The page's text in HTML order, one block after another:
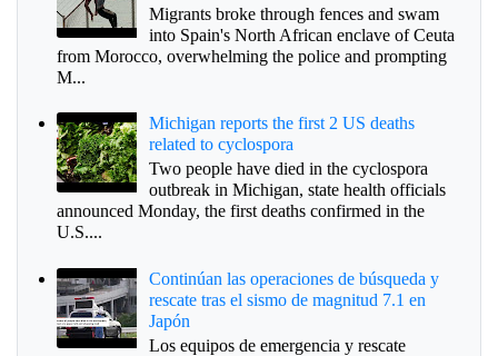
Migrants broke through fences and swam
into Spain's North African enclave of Ceuta
from Morocco, overwhelming the police and prompting
M...
Michigan reports the first 2 US deaths
related to cyclospora
Two people have died in the cyclospora
outbreak in Michigan, state health officials
announced Monday, the first deaths confirmed in the
U.S....
Continúan las operaciones de búsqueda y
rescate tras el sismo de magnitud 7.1 en
Japón
Los equipos de emergencia y rescate